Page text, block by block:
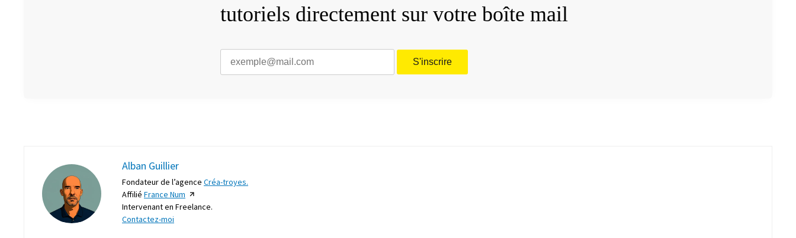
tutoriels directement sur votre boîte mail
Alban Guillier
Fondateur de l’agence Créa-troyes.
Affilié France Num
Intervenant en Freelance.
Contactez-moi